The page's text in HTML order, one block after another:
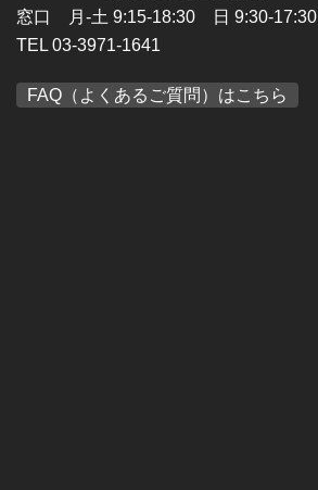
窓口 月-土 9:15-18:30 日 9:30-17:30
TEL 03-3971-1641
FAQ（よくあるご質問）はこちら